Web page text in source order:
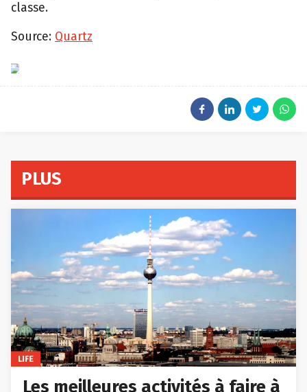
classe.
Source: Quartz
EPA
PLUS
LIFE
Les meilleures activités à faire à